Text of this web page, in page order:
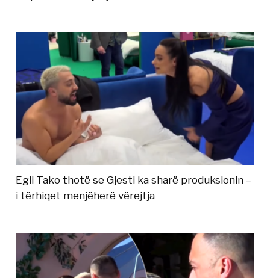
Egli Tako thotë se Gjesti ka sharë produksionin –
i tërhiqet menjëherë vërejtja